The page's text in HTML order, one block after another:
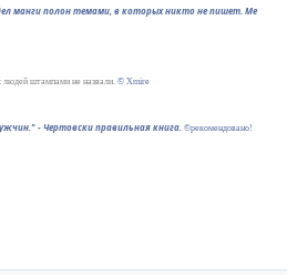
манги полон темами, в которых никто не пишет. Me
штампами не назвали. © Xmire
- Чертовски правильная книга. ©рекомендовано!